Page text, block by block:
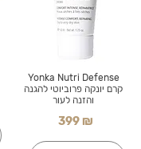
Yonka Nutri Defense
קרם יונקה פרוביוטי להגנה
והזנה לעור
399 ₪